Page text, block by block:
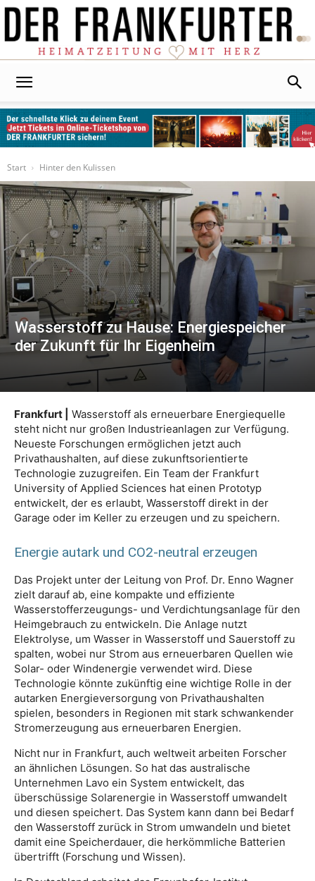
Start
Hinter den Kulissen
Wasserstoff zu Hause: Energiespeicher
der Zukunft für Ihr Eigenheim
Frankfurt |
Wasserstoff als erneuerbare Energiequelle
steht nicht nur großen Industrieanlagen zur Verfügung.
Neueste Forschungen ermöglichen jetzt auch
Privathaushalten, auf diese zukunftsorientierte
Technologie zuzugreifen. Ein Team der Frankfurt
University of Applied Sciences hat einen Prototyp
entwickelt, der es erlaubt, Wasserstoff direkt in der
Garage oder im Keller zu erzeugen und zu speichern.
Energie autark und CO2-neutral erzeugen
Das Projekt unter der Leitung von Prof. Dr. Enno Wagner
zielt darauf ab, eine kompakte und effiziente
Wasserstofferzeugungs- und Verdichtungsanlage für den
Heimgebrauch zu entwickeln. Die Anlage nutzt
Elektrolyse, um Wasser in Wasserstoff und Sauerstoff zu
spalten, wobei nur Strom aus erneuerbaren Quellen wie
Solar- oder Windenergie verwendet wird. Diese
Technologie könnte zukünftig eine wichtige Rolle in der
autarken Energieversorgung von Privathaushalten
spielen, besonders in Regionen mit stark schwankender
Stromerzeugung aus erneuerbaren Energien.
Nicht nur in Frankfurt, auch weltweit arbeiten Forscher
an ähnlichen Lösungen. So hat das australische
Unternehmen Lavo ein System entwickelt, das
überschüssige Solarenergie in Wasserstoff umwandelt
und diesen speichert. Das System kann dann bei Bedarf
den Wasserstoff zurück in Strom umwandeln und bietet
damit eine Speicherdauer, die herkömmliche Batterien
übertrifft (Forschung und Wissen).